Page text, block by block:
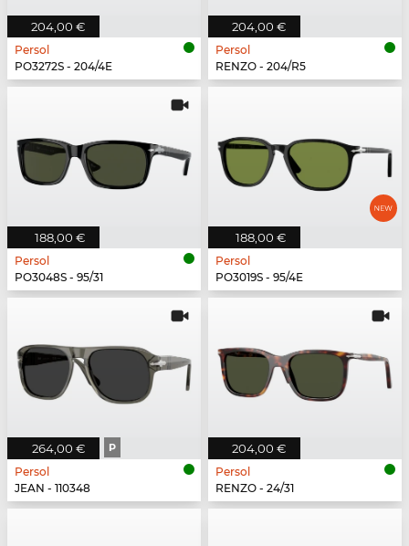
204,00 €
Persol
PO3272S - 204/4E
204,00 €
Persol
RENZO - 204/R5
188,00 €
Persol
PO3048S - 95/31
188,00 €
Persol
PO3019S - 95/4E
264,00 € P
Persol
JEAN - 110348
204,00 €
Persol
RENZO - 24/31